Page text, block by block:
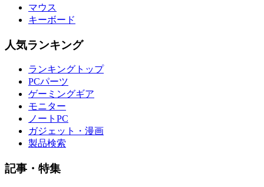
マウス
キーボード
人気ランキング
ランキングトップ
PCパーツ
ゲーミングギア
モニター
ノートPC
ガジェット・漫画
製品検索
記事・特集